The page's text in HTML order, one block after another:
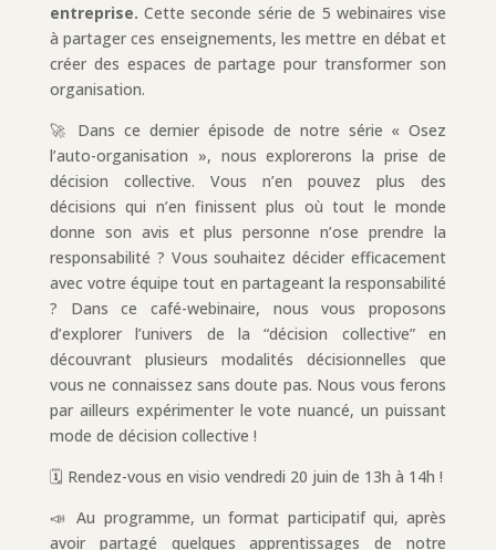
entreprise.Cette seconde série de 5 webinaires vise
à partager ces enseignements, les mettre en débat et
créer des espaces de partage pour transformer son
organisation.
🚀 Dans ce dernier épisode de notre série « Osez
l’auto-organisation », nous explorerons la prise de
décision collective. Vous n’en pouvez plus des
décisions qui n’en finissent plus où tout le monde
donne son avis et plus personne n’ose prendre la
responsabilité ? Vous souhaitez décider efficacement
avec votre équipe tout en partageant la responsabilité
? Dans ce café-webinaire, nous vous proposons
d’explorer l’univers de la “décision collective” en
découvrant plusieurs modalités décisionnelles que
vous ne connaissez sans doute pas. Nous vous ferons
par ailleurs expérimenter le vote nuancé, un puissant
mode de décision collective !
🗓️ Rendez-vous en visio vendredi 20 juin de 13h à 14h !
📣 Au programme, un format participatif qui, après
avoir partagé quelques apprentissages de notre